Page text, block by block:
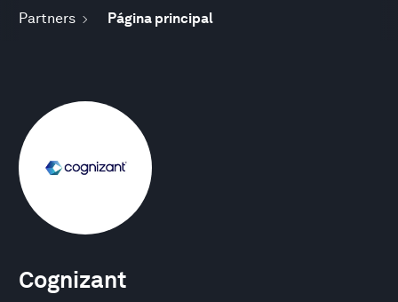
Partners Página principal
Cognizant